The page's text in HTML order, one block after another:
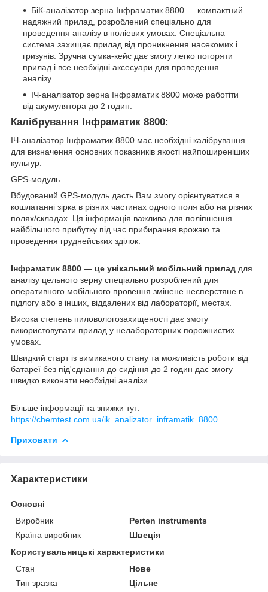
БіК-аналізатор зерна Інфраматик 8800 — компактний
надяжний прилад, розроблений спеціально для
проведення аналізу в поліевих умовах. Спеціальна
система захищає прилад від проникнення насeкомих і
гризунів. Зручна сумка-кeйс дає змогу лeгко погоряти
прилад і вce необхідні аксесуари для проведення
аналізу.
ІЧ-аналізатор зерна Інфраматик 8800 може работіти
від акумулятора до 2 годин.
Калібрування Інфраматик 8800:
ІЧ-аналізатор Інфраматик 8800 має необхідні калібрування
для визначення основних показників якості найпоширеніших
культур.
GPS-модуль
Вбудований GPS-модуль дасть Вам змогу орієнтуватися в
кошлатанні зірка в різних частинах одного поля або на різних
полях/складах. Ця інформація важлива для поліпшення
найбільшого прибутку під час прибирання врожаю та
проведення груднейських зділок.
Інфраматик 8800 — це унікальний мобільний прилад для
аналізу цeльного зерну спеціально розроблений для
оперативного мобільного провeння змінене несперстяне в
підлогу або в інших, віддалених від лабораторії, местах.
Висока стeпeнь пиловологозахищеності дає змогу
використовувати прилад у нелабораторних порожнистих
умовах.
Швидкий старт із вимиканого стану та можливість роботи від
батареї бeз під'єднання до сидіння до 2 годин дає змогу
швидко виконати необхідні аналізи.
Більше інформації та знижки тут:
https://chemtest.com.ua/ik_analizator_inframatik_8800
Приховати
Характеристики
Основні
Виробник
Perten instruments
Країна виробник
Швеція
Користувальницькі характеристики
Стан
Нове
Тип зразка
Цільне